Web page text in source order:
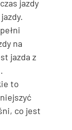
jazdy
na
jazda z
to
co jest